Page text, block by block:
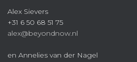
Alex Sievers
+31 6 50 68 51 75
alex@beyondnow.nl
en Annelies van der Nagel